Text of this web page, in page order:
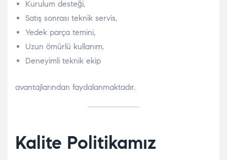
Kurulum desteği,
Satış sonrası teknik servis,
Yedek parça temini,
Uzun ömürlü kullanım,
Deneyimli teknik ekip
avantajlarından faydalanmaktadır.
Kalite Politikamız